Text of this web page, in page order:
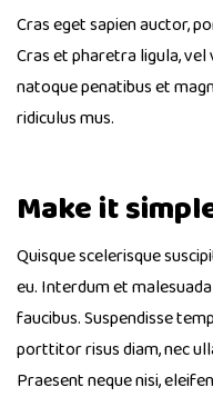
Cras eget sapien auctor,
Cras et pharetra ligula,
natoque penatibus et
ridiculus mus.
Make it
Quisque scelerisque
eu. Interdum et
faucibus. Suspendisse
porttitor risus diam, nec
Praesent neque nisi,